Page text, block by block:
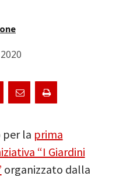
per la prima
“I Giardini
organizzato dalla